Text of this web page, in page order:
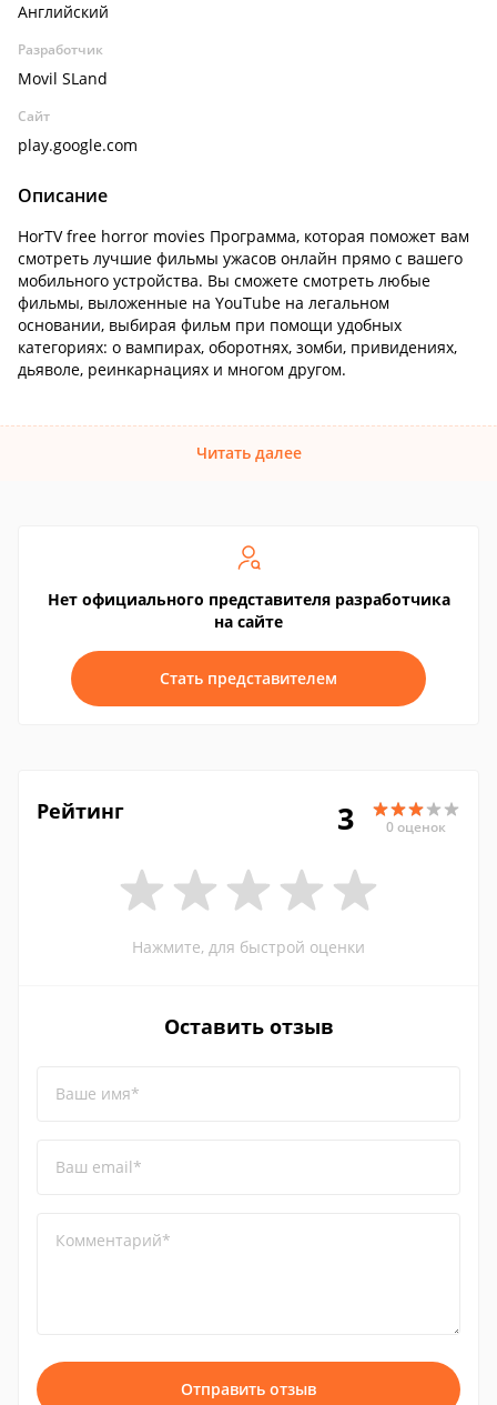
Английский
Разработчик
Movil SLand
Сайт
play.google.com
Описание
HorTV free horror movies Программа, которая поможет вам
смотреть лучшие фильмы ужасов онлайн прямо с вашего
мобильного устройства. Вы сможете смотреть любые
фильмы, выложенные на YouTube на легальном
основании, выбирая фильм при помощи удобных
категориях: о вампирах, оборотнях, зомби, привидениях,
дьяволе, реинкарнациях и многом другом.
Читать далее
Нет официального представителя разработчика
на сайте
Стать представителем
Рейтинг 3 0 оценок
Нажмите, для быстрой оценки
Оставить отзыв
Ваше имя*
Ваш email*
Комментарий*
Отправить отзыв